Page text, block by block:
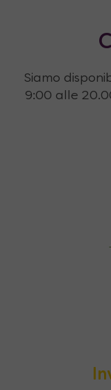
Siamo
9:00 alle